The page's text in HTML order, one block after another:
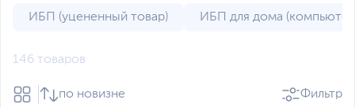
ИБП (уцененный товар) ИБП для дома
146 товаров
по новизне Фильтр